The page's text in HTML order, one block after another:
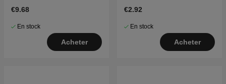
€9.68
En stock
Acheter
€2.92
En stock
Acheter